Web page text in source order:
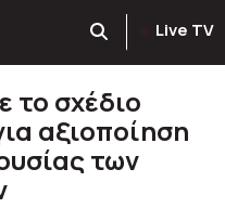
Live TV
το σχέδιο
αξιοποίηση
των